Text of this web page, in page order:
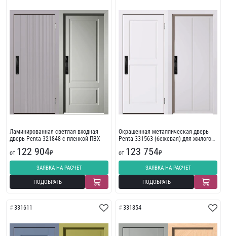
Ламинированная светлая входная
дверь Penta 321848 с пленкой ПВХ
от 122 904₽
ЗАЯВКА НА РАСЧЕТ
ПОДОБРАТЬ
Окрашенная металлическая дверь
Penta 331563 (бежевая) для жилого
от 123 754₽
ЗАЯВКА НА РАСЧЕТ
ПОДОБРАТЬ
331611 331854